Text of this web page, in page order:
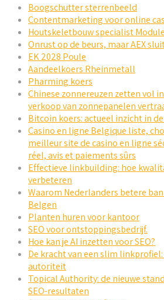
Boogschutter sterrenbeeld
Contentmarketing voor online
Houtskeletbouw specialist
Onrust op de beurs, maar AEX
EK 2028 Poule
Aandeelkoers Rheinmetall
Pharming koers
Chinese zonnereuzen zetten vol
verkoop van zonnepanelen
Bitcoin koers: actueel inzicht in
Casino en ligne Belgique liste,
meilleur site de casino en ligne
réel, avis et paiements sûrs
Effectieve linkbuilding: hoe
verbeteren
Waarom Nederlanders betere
Belgen
Planten huren voor kantoor
SEO voor ontstoppingsbedrijf.
Hoe kan je AI inzetten voor SEO?
De kracht van een slim
autoriteit
Topical Authority: de nieuwe
SEO-resultaten